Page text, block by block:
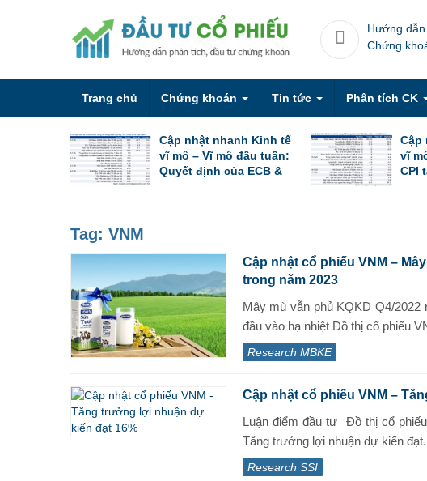
Hướng
Chứng
Trang chủ Chứng khoán Tin tức Phân tích CK
Cập nhật nhanh Kinh tế
vĩ mô – Vĩ mô đầu tuần:
Quyết định của ECB &
Cập
vĩ
CPI
Tag: VNM
Cập nhật cổ phiếu VNM –
trong năm 2023
Mây mù vẫn phủ KQKD Q4/2022
đầu vào hạ nhiệt Đồ thị cổ phiếu
Research MBKE
Cập nhật cổ phiếu VNM –
Luận điểm đầu tư Đồ thị cổ
Tăng trưởng lợi nhuận dự kiến
Research SSI